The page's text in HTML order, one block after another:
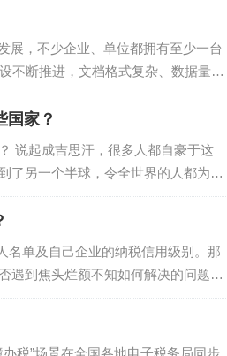
展，不少企业、单位都拥有至少一台
不断推进，文档格式复杂、数据量几
原因是比较明显的！权限不够细致，
国家？
说起成吉思汗，很多人都自豪于这
了另一个半球，令全世界的人都为之
汗国 正如同他的尊号“拥有海洋四
名单及自己企业的纳税信用级别。那
遇到焦头烂额不知如何解决的问题
A级纳税人路径：以广西为例，为大
税”场景在全国各地电子税务局同步